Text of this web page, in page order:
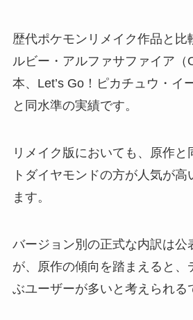
歴代ポケモンリメイク作品と比
ルビー・アルファサファイア（
本、Let’s Go！ピカチュウ・イ
と同水準の実績です。
リメイク版においても、原作と
トダイヤモンドの方が人気が
ます。
バージョン別の正式な内訳は公
が、原作の傾向を踏まえると、
ぶユーザーが多いと考えられる